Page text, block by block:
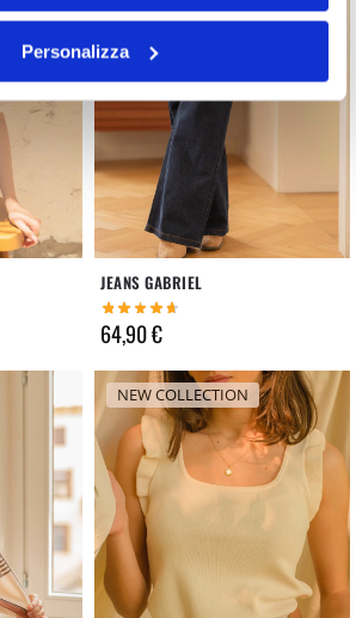
Personalizza
JEANS GABRIEL
64,90€
NEW COLLECTION